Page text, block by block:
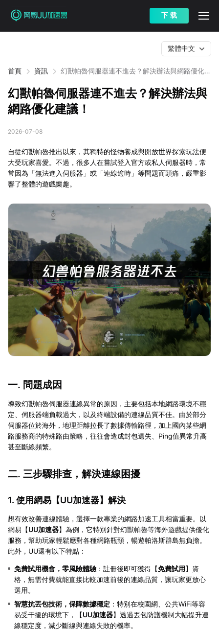
下 载
首頁 資訊
幻獸帕魯伺服器連不進去？解決辦法與網路優化建
繁體中文
幻獸帕魯伺服器連不進去？解決辦法與
網路優化建議！
2026-07-08
自從幻獸帕魯推出以來，其獨特的怪物養成與開放世界探索玩法便
大受玩家喜愛。不過，很多人在嘗試登入官方或私人伺服器時，常
常因為「無法進入伺服器」或「連線逾時」等問題而頭痛，嚴重影
響了整體的遊戲樂趣。
一. 問題成因
導致幻獸帕魯伺服器連線異常的原因，主要包括本地網路環境不穩
定、伺服器端負載過大，以及終端設備的連線品質不佳。由於部分
伺服器位於海外，地理距離拉長了數據傳輸路徑，加上國內某些網
路服務商的特殊路由策略，往往會造成封包遺失、Ping值異常升高
甚至斷線頻繁。
二. 三步驟排查，解決連線困擾
1. 使用網易【UU加速器】解決
想有效改善連線體驗，選擇一款專業的網路加速工具相當重要。以
網易【UU加速器】為例，它特別針對幻獸帕魯等海外遊戲提供優化
服務，幫助玩家輕鬆應對各種網路瓶頸，暢遊帕洛斯群島無負擔。
此外，UU還有以下特點：
免費試用機會，零風險體驗 ：註冊後即可獲得【免費試用】資
格，無需付費就能直接比較加速前後的連線品質，讓玩家更放心
選用。
智慧抗丟包技術，保障數據穩定 ：特別在校園網、公共WiFi等容
易受干擾的環境下，【UU加速器】透過丟包防護機制大幅提升連
線穩定度，減少斷線與連線失敗的機率。